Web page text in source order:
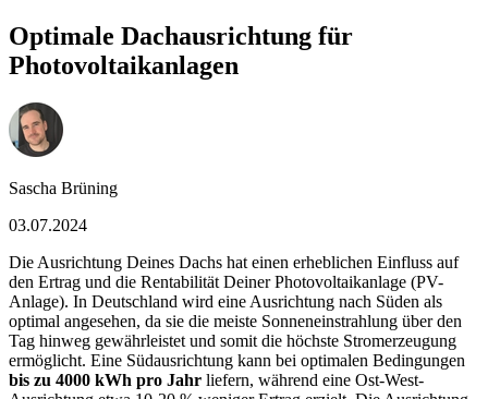
Optimale Dachausrichtung für
Photovoltaikanlagen
Sascha Brüning
03.07.2024
Die Ausrichtung Deines Dachs hat einen erheblichen Einfluss auf
den Ertrag und die Rentabilität Deiner Photovoltaikanlage (PV-
Anlage). In Deutschland wird eine Ausrichtung nach Süden als
optimal angesehen, da sie die meiste Sonneneinstrahlung über den
Tag hinweg gewährleistet und somit die höchste Stromerzeugung
ermöglicht. Eine Südausrichtung kann bei optimalen Bedingungen
bis zu 4000 kWh pro Jahr liefern, während eine Ost-West-